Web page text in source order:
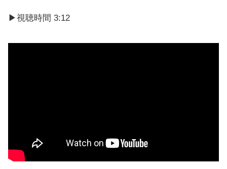
▶︎視聴時間 3:12